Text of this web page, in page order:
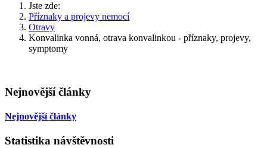
Jste zde:
Příznaky a projevy nemocí
Otravy
Konvalinka vonná, otrava konvalinkou - příznaky, projevy,
symptomy
Nejnovější články
Nejnovější články
Statistika návštěvnosti